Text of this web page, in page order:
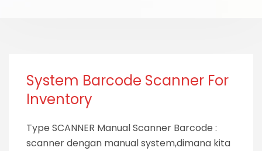
System Barcode Scanner For
Inventory
Type SCANNER Manual Scanner Barcode :
scanner dengan manual system,dimana kita